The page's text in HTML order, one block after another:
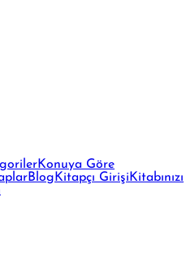
Konuya Göre
Blog Kitapçı Girişi Kitabınızı